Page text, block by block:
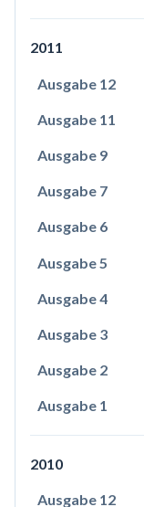
2011
Ausgabe 12
Ausgabe 11
Ausgabe 9
Ausgabe 7
Ausgabe 6
Ausgabe 5
Ausgabe 4
Ausgabe 3
Ausgabe 2
Ausgabe 1
2010
Ausgabe 12